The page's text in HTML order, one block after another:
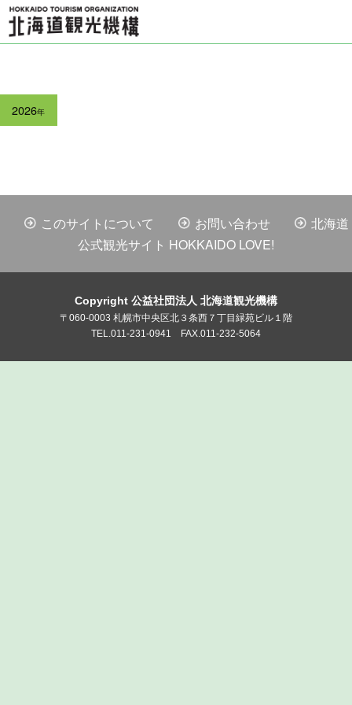
2026年
このサイトについて お問い合わせ
北海道
公式観光サイト HOKKAIDO LOVE!
Copyright 公益社団法人 北海道観光機構
〒060-0003 札幌市中央区北３条西７丁目緑苑ビル１階
TEL.011-231-0941 FAX.011-232-5064